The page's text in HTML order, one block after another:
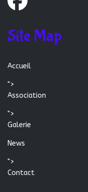
Site Map
Accueil
">
Association
">
Galerie
News
">
Contact